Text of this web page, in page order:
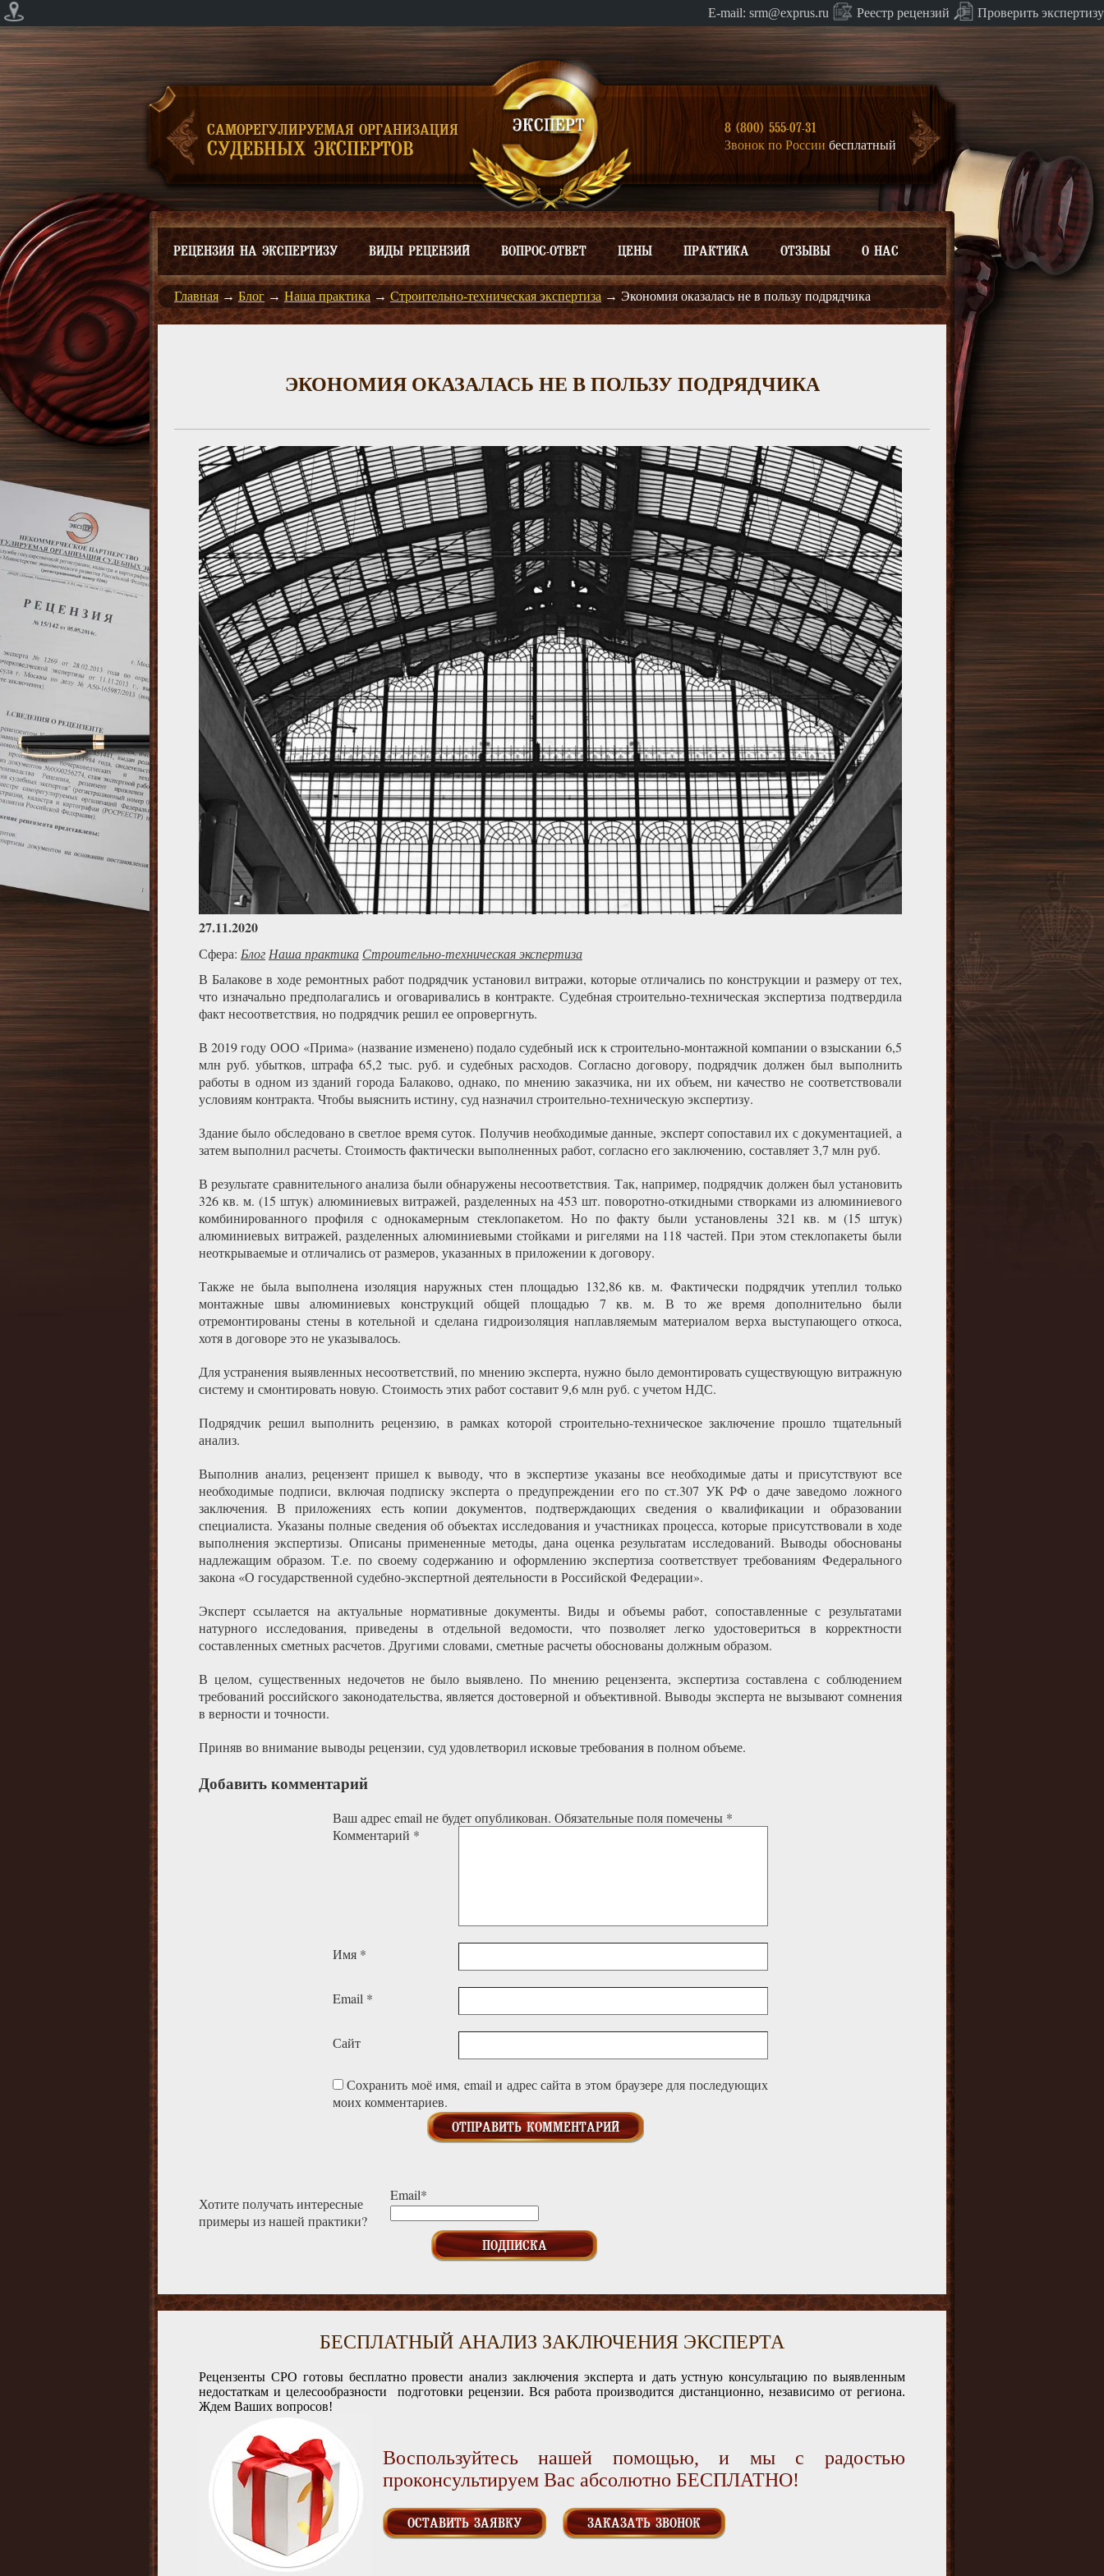
E-mail: srm@exprus.ru Реестр рецензий Проверить экспертизу
САМОРЕГУЛИРУЕМАЯ ОРГАНИЗАЦИЯ
СУДЕБНЫХ ЭКСПЕРТОВ
8 (800) 555-07-31
Звонок по России бесплатный
РЕЦЕНЗИЯ НА ЭКСПЕРТИЗУ ВИДЫ РЕЦЕНЗИЙ ВОПРОС-ОТВЕТ ЦЕНЫ ПРАКТИКА ОТЗЫВЫ О НАС
Главная → Блог → Наша практика → Строительно-техническая экспертиза → Экономия оказалась не в пользу подрядчика
ЭКОНОМИЯ ОКАЗАЛАСЬ НЕ В ПОЛЬЗУ ПОДРЯДЧИКА
27.11.2020
Сфера: Блог Наша практика Строительно-техническая экспертиза
В Балакове в ходе ремонтных работ подрядчик установил витражи, которые отличались по конструкции и размеру от тех,
что изначально предполагались и оговаривались в контракте. Судебная строительно-техническая экспертиза подтвердила
факт несоответствия, но подрядчик решил ее опровергнуть.
В 2019 году ООО «Прима» (название изменено) подало судебный иск к строительно-монтажной компании о взыскании 6,5
млн руб. убытков, штрафа 65,2 тыс. руб. и судебных расходов. Согласно договору, подрядчик должен был выполнить
работы в одном из зданий города Балаково, однако, по мнению заказчика, ни их объем, ни качество не соответствовали
условиям контракта. Чтобы выяснить истину, суд назначил строительно-техническую экспертизу.
Здание было обследовано в светлое время суток. Получив необходимые данные, эксперт сопоставил их с документацией, а
затем выполнил расчеты. Стоимость фактически выполненных работ, согласно его заключению, составляет 3,7 млн руб.
В результате сравнительного анализа были обнаружены несоответствия. Так, например, подрядчик должен был установить
326 кв. м. (15 штук) алюминиевых витражей, разделенных на 453 шт. поворотно-откидными створками из алюминиевого
комбинированного профиля с однокамерным стеклопакетом. Но по факту были установлены 321 кв. м (15 штук)
алюминиевых витражей, разделенных алюминиевыми стойками и ригелями на 118 частей. При этом стеклопакеты были
неоткрываемые и отличались от размеров, указанных в приложении к договору.
Также не была выполнена изоляция наружных стен площадью 132,86 кв. м. Фактически подрядчик утеплил только
монтажные швы алюминиевых конструкций общей площадью 7 кв. м. В то же время дополнительно были
отремонтированы стены в котельной и сделана гидроизоляция наплавляемым материалом верха выступающего откоса,
хотя в договоре это не указывалось.
Для устранения выявленных несоответствий, по мнению эксперта, нужно было демонтировать существующую витражную
систему и смонтировать новую. Стоимость этих работ составит 9,6 млн руб. с учетом НДС.
Подрядчик решил выполнить рецензию, в рамках которой строительно-техническое заключение прошло тщательный
анализ.
Выполнив анализ, рецензент пришел к выводу, что в экспертизе указаны все необходимые даты и присутствуют все
необходимые подписи, включая подписку эксперта о предупреждении его по ст.307 УК РФ о даче заведомо ложного
заключения. В приложениях есть копии документов, подтверждающих сведения о квалификации и образовании
специалиста. Указаны полные сведения об объектах исследования и участниках процесса, которые присутствовали в ходе
выполнения экспертизы. Описаны примененные методы, дана оценка результатам исследований. Выводы обоснованы
надлежащим образом. Т.е. по своему содержанию и оформлению экспертиза соответствует требованиям Федерального
закона «О государственной судебно-экспертной деятельности в Российской Федерации».
Эксперт ссылается на актуальные нормативные документы. Виды и объемы работ, сопоставленные с результатами
натурного исследования, приведены в отдельной ведомости, что позволяет легко удостовериться в корректности
составленных сметных расчетов. Другими словами, сметные расчеты обоснованы должным образом.
В целом, существенных недочетов не было выявлено. По мнению рецензента, экспертиза составлена с соблюдением
требований российского законодательства, является достоверной и объективной. Выводы эксперта не вызывают сомнения
в верности и точности.
Приняв во внимание выводы рецензии, суд удовлетворил исковые требования в полном объеме.
Добавить комментарий
Ваш адрес email не будет опубликован. Обязательные поля помечены *
Комментарий *
Имя *
Email *
Сайт
Сохранить моё имя, email и адрес сайта в этом браузере для последующих
моих комментариев.
Хотите получать интересные
примеры из нашей практики?
Email*
БЕСПЛАТНЫЙ АНАЛИЗ ЗАКЛЮЧЕНИЯ ЭКСПЕРТА
Рецензенты СРО готовы бесплатно провести анализ заключения эксперта и дать устную консультацию по выявленным
недостаткам и целесообразности подготовки рецензии. Вся работа производится дистанционно, независимо от региона.
Ждем Ваших вопросов!
Воспользуйтесь нашей помощью, и мы с радостью
проконсультируем Вас абсолютно БЕСПЛАТНО!
ОСТАВИТЬ ЗАЯВКУ ЗАКАЗАТЬ ЗВОНОК